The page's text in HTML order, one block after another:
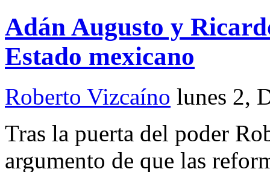
Adán Augusto y
Estado mexicano
Roberto Vizcaíno lunes 2,
Tras la puerta del poder
argumento de que las